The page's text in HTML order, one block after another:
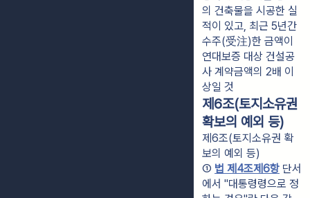
의 건축물을 시공한 실
적이 있고, 최근 5년간
수주(受注)한 금액이
연대보증 대상 건설공
사 계약금액의 2배 이
상일 것
제6조(토지소유권
확보의 예외 등)
제6조(토지소유권 확
보의 예외 등)
① 법 제4조제6항 단서
에서 "대통령령으로 정